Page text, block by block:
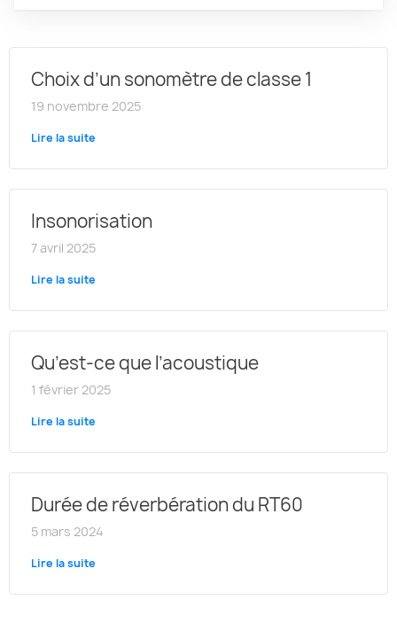
Choix d’un sonomètre de classe 1
19 novembre 2025
Lire la suite
Insonorisation
7 avril 2025
Lire la suite
Qu’est-ce que l’acoustique
1 février 2025
Lire la suite
Durée de réverbération du RT60
5 mars 2024
Lire la suite